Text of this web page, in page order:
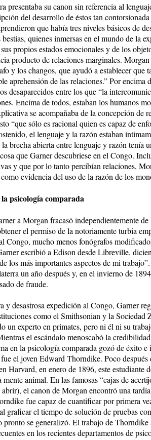
presentaba su canon sin referencia al
del desarrollo de éstos tan
que había tres niveles básicos de
quienes inmersas en el mundo de la
propios estados emocionales y de los
producto de relaciones marginales.
y los changos, que ayudó a establecer que
aprehensión de las relaciones.” Por encima
desaparecidos entre los que “la
Encima de todos, estaban los humanos
se acompañaba de la concepción de
“que sólo es racional quien es capaz de
el lenguaje y la razón estaban
brecha abierta entre lenguaje y razón tenía
que Garner descubriese en el Congo.
y que por lo tanto percibían relaciones,
evidencia del uso de la razón de los
psicología comparada
a Morgan fracasó independientemente
el permiso de la notoriamente turbia
Congo, mucho menos fonógrafos
escribió a Edison desde Libreville,
los más importantes aspectos de mi
un año después y, en el invierno de
de fraude.
y desastrosa expedición al Congo, Garner
como el Smithsonian y la
un experto en primates, pero ni él ni su
el escándalo menoscabó la
en la psicología comparada gozó de éxito
el joven Edward Thorndike. Poco
Harvard, en enero de 1896, este
animal. En las famosas “cajas de
el canon de Morgan encontró una
fue capaz de cuantificar por primera
graficar el tiempo de solución de pruebas
pronto se generalizó. El trabajo de Thorndike
en los recientes departamentos de